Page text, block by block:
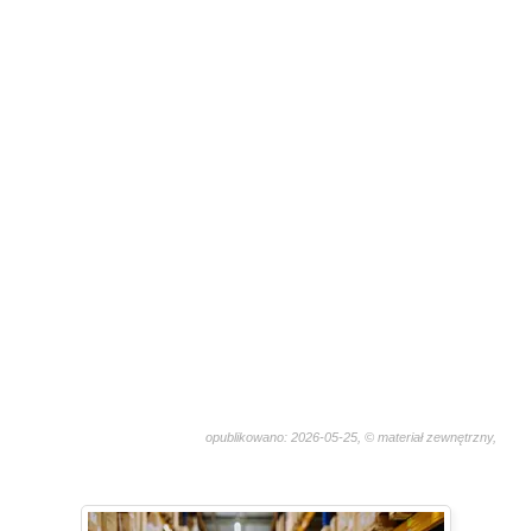
opublikowano: 2026-05-25, © materiał zewnętrzny,